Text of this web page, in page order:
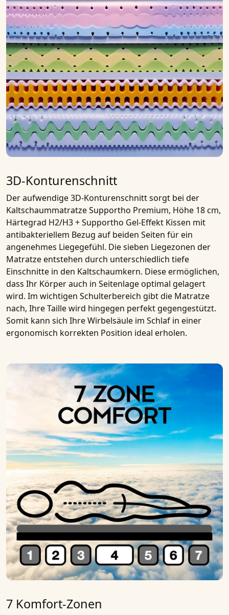
3D-Konturenschnitt
Der aufwendige 3D-Konturenschnitt sorgt bei der
Kaltschaummatratze Supportho Premium, Höhe 18 cm,
Härtegrad H2/H3 + Supportho Gel-Effekt Kissen mit
antibakteriellem Bezug auf beiden Seiten für ein
angenehmes Liegegefühl. Die sieben Liegezonen der
Matratze entstehen durch unterschiedlich tiefe
Einschnitte in den Kaltschaumkern. Diese ermöglichen,
dass Ihr Körper auch in Seitenlage optimal gelagert
wird. Im wichtigen Schulterbereich gibt die Matratze
nach, Ihre Taille wird hingegen perfekt gegengestützt.
Somit kann sich Ihre Wirbelsäule im Schlaf in einer
ergonomisch korrekten Position ideal erholen.
7 Komfort-Zonen